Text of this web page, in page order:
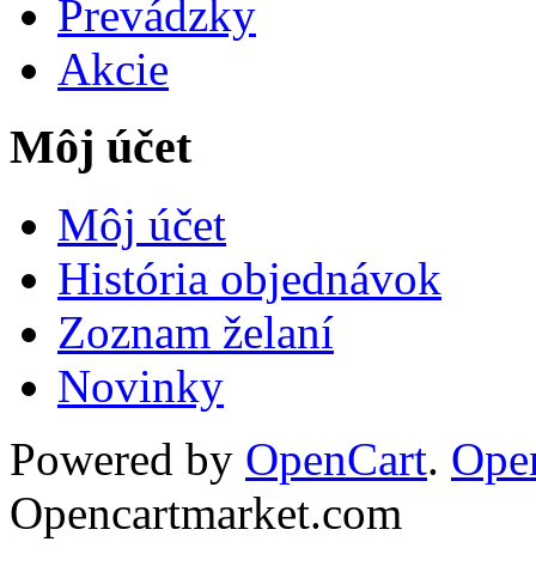
Prevádzky
Akcie
Môj účet
Môj účet
História objednávok
Zoznam želaní
Novinky
Powered by OpenCart.
Opencartmarket.com